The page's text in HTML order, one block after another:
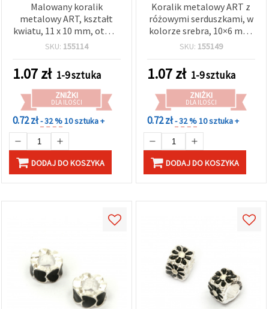
Malowany koralik
metalowy ART, kształt
kwiatu, 11 x 10 mm, otwór
4,5 mm, niebieski
SKU: 155114
1.07zł 1-9 sztuka
ZNIŻKI
DLA ILOŚCI
0.72 zł- 32 %10 sztuka +
DODAJ DO KOSZYKA
Koralik metalowy ART z
różowymi serduszkami, w
kolorze srebra, 10×6 mm,
otwór 5 mm
SKU: 155149
1.07zł 1-9 sztuka
ZNIŻKI
DLA ILOŚCI
0.72 zł- 32 %10 sztuka +
DODAJ DO KOSZYKA